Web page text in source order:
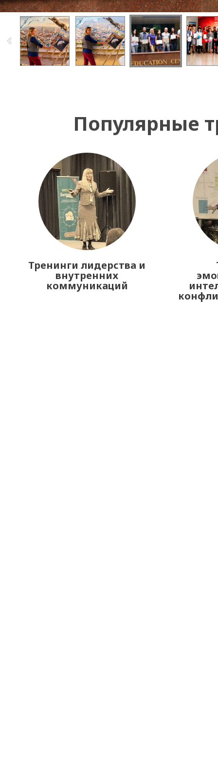
Популярные
Тренинги лидерства и
внутренних
коммуникаций